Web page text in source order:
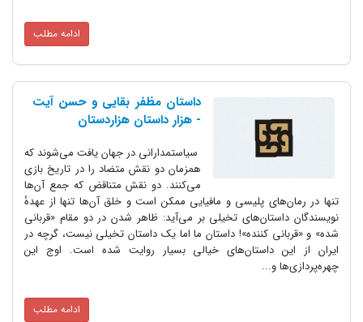
ادامه مطلب
داستان مظفر بقایی و حسن آیت
- هزار داستان هزاردستان
سیاستمدارانی در جهان یافت می‌شوند که
همزمان دو نقش متضاد را در تاریخ بازی
می‌کنند. دو نقش متناقض که جمع آن‌ها
تنها در رمان‌های پلیسی و مافیایی ممکن است و خلق آن‌ها تنها از عهدهٔ
نویسندگان داستان‌های تخیلی بر می‌آید: ظاهر شدن در دو مقام «قربانی
شده» و «قربانی کننده»! داستان ما اما یک داستان تخیلی نیست، گرچه در
ایران از این داستان‌های خیالی بسیار روایت شده است. اوج این
چهره‌پردازی‌ها و...
ادامه مطلب